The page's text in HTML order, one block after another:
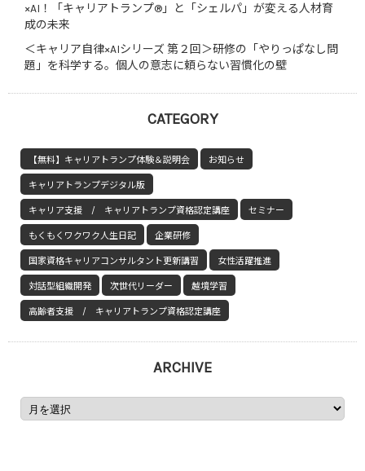
×AI！「キャリアトランプ®」と「シェルパ」が変える人材育
成の未来
＜キャリア自律×AIシリーズ 第２回＞研修の「やりっぱなし問
題」を科学する。個人の意志に頼らない習慣化の壁
CATEGORY
【無料】キャリアトランプ体験＆説明会 お知らせ
キャリアトランプデジタル版
キャリア支援 / キャリアトランプ資格認定講座 セミナー
もくもくワクワク人生日記 企業研修
国家資格キャリアコンサルタント更新講習 女性活躍推進
対話型組織開発 次世代リーダー 越境学習
高齢者支援 / キャリアトランプ資格認定講座
ARCHIVE